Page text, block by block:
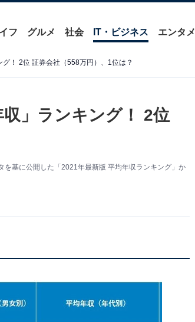
フ グルメ 社会 IT・ビジネス エンタメ
！ 2位 証券会社（558万円）、1位は？
」ランキング！ 2位
基に公開した「2021年最新版 平均年収ランキング」か